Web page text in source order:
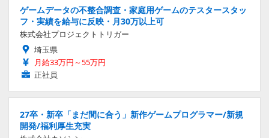
ゲームデータの不整合調査・家庭用ゲームのテスタースタッ
フ・実績を給与に反映・月30万以上可
株式会社プロジェクトトリガー
埼玉県
月給33万円～55万円
正社員
27卒・新卒「まだ間に合う」新作ゲームプログラマー/新規
開発/福利厚生充実